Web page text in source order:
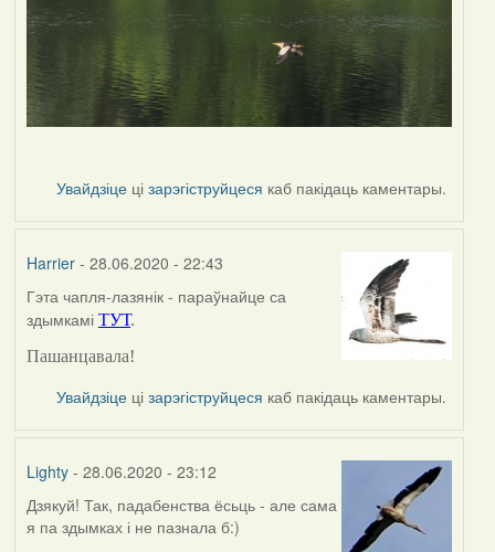
Увайдзіце цізарэгіструйцеся каб пакідаць каментары.
Harrier- 28.06.2020 - 22:43
In
reply
to
Lighty
Гэта чапля-лазянік - параўнайце са
здымкамі ТУТ.
Пашанцавала!
Увайдзіце цізарэгіструйцеся каб пакідаць каментары.
Lighty- 28.06.2020 - 23:12
In
reply
Дзякуй! Так, падабенства ёсьць - але сама
я па здымках і не пазнала б:)